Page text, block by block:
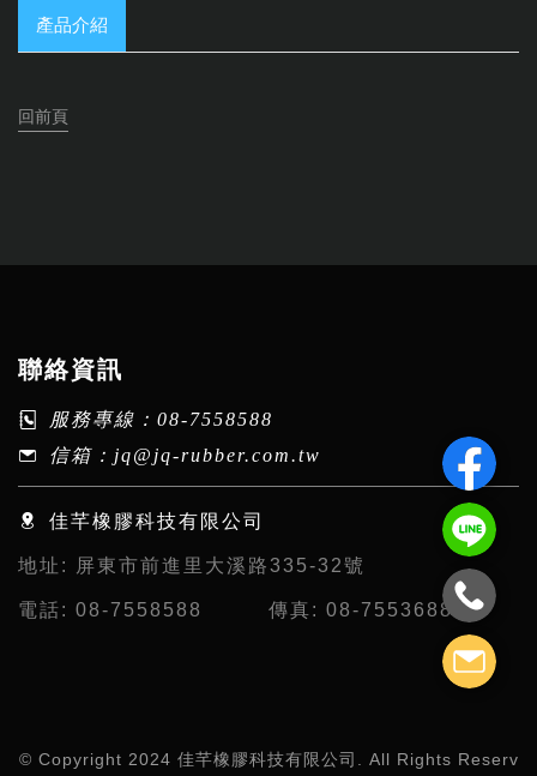
產品介紹
回前頁
聯絡資訊
服務專線： 08-7558588
信箱： jq@jq-rubber.com.tw
佳芊橡膠科技有限公司
地址: 屏東市前進里大溪路335-32號
電話: 08-7558588 傳真: 08-7553688
© Copyright 2024 佳芊橡膠科技有限公司. All Rights Reserv